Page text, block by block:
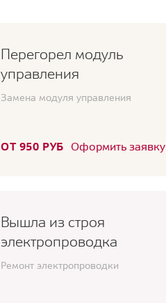
Перегорел модуль
управления
Замена модуля управления
ОТ 950 РУБ Оформить заявку
Вышла из строя
электропроводка
Ремонт электропроводки